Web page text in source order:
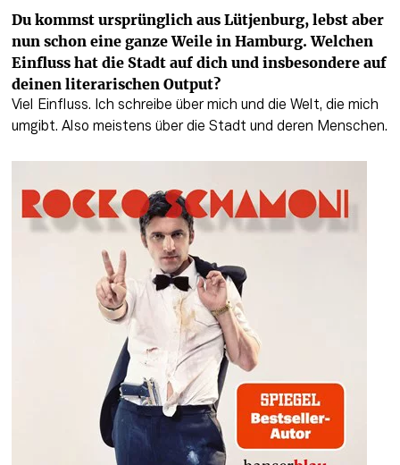
Du kommst ursprünglich aus Lütjenburg, lebst aber
nun schon eine ganze Weile in Hamburg. Welchen
Einfluss hat die Stadt auf dich und insbesondere auf
deinen literarischen Output?
Viel Einfluss. Ich schreibe über mich und die Welt, die mich
umgibt. Also meistens über die Stadt und deren Menschen.